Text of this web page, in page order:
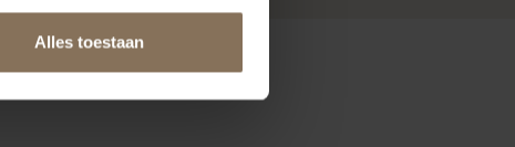
Alles toestaan